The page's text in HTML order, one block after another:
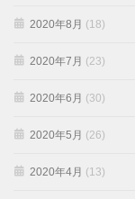
2020年8月 (18)
2020年7月 (23)
2020年6月 (30)
2020年5月 (26)
2020年4月 (13)